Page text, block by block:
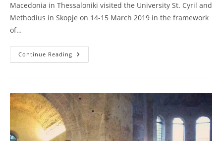
Macedonia in Thessaloniki visited the University St. Cyril and
Methodius in Skopje on 14-15 March 2019 in the framework
of…
Continue Reading Study
Visit
Ebert
Foundation
In
Skopje,
Thessaloniki
Youth
Club